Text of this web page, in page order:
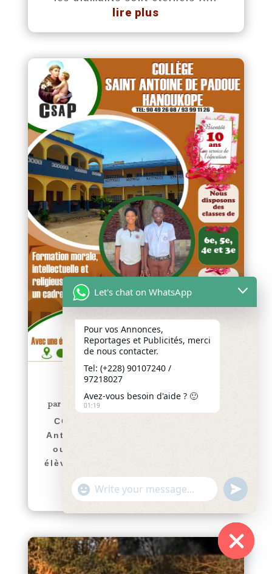
lire plus
par Yawo KLOUSSE Actualités
COMMUNIQUÉ Le Collège Saint
Antoine de Padoue de Hanoukopé
ouvre ses portes aux nouveaux
élèves pour l’année scolaire 2026-
2027. Afin d’accompagner...
lire plus
Hide
Let's chat on WhatsApp
Pour vos Annonces,
Reportages et Publicités, merci
de nous contacter.
Tel: (+228) 90107240 /
97218027
Avez-vous besoin d'aide ? 🙂
01:19
"+chaty_settings.lang.emoji_picker+"
WhatsApp
undefined